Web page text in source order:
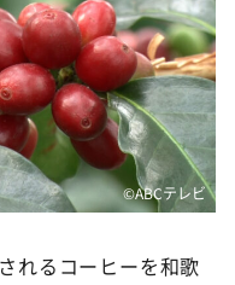
©ABCテレビ
れるコーヒーを和歌